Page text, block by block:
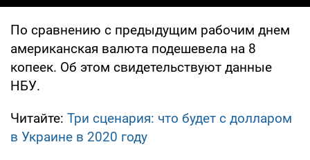
По сравнению с предыдущим рабочим днем
американская валюта подешевела на 8
копеек. Об этом свидетельствуют данные
НБУ.
Читайте: Три сценария: что будет с долларом
в Украине в 2020 году